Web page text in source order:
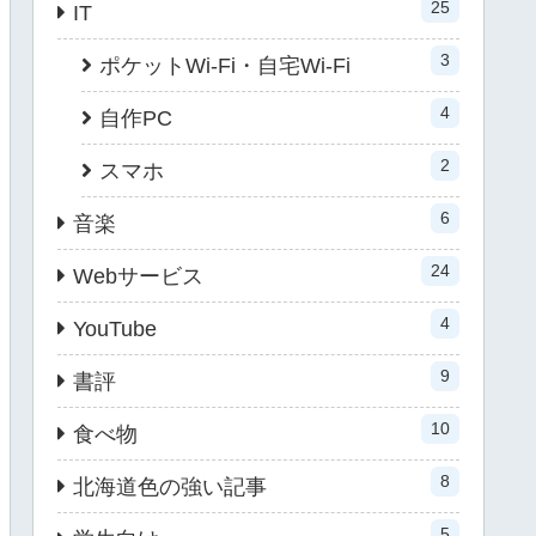
IT 25
ポケットWi-Fi・自宅Wi-Fi 3
自作PC 4
スマホ 2
音楽 6
Webサービス 24
YouTube 4
書評 9
食べ物 10
北海道色の強い記事 8